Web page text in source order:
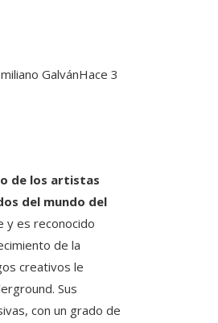
GalvánHace 3
de los artistas
del mundo del
y es reconocido
de la
creativos le
Sus
con un grado de